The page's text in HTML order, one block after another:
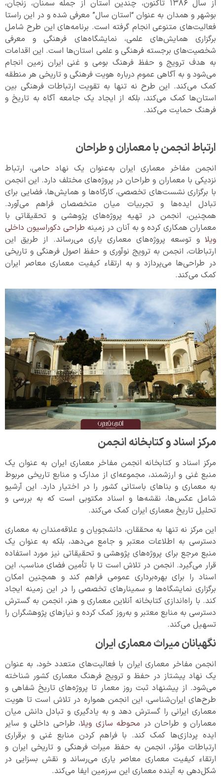
از سال ۱۳۸۶ تاکنون، چندین استان از جمله سمنان، زنجان،
بوشهر و همدان به عنوان “استان سال” معرفی شده و در این راستا
فعالیت‌های متنوعی انجام گرفته است. برنامه‌های این طرح شامل
برگزاری همایش‌های علمی، نمایشگاه‌های فرهنگی و معرفی
شخصیت‌های برجسته فرهنگی و علمی استان‌ها است. این اقدامات
به هدف ترویج و حفظ فرهنگ بومی و غنی ایران زمین انجام
می‌شود و به آگاهی عموم درباره هویت فرهنگی و تاریخی هر منطقه
کمک می‌کند. این طرح نه تنها به تقویت ارتباطات فرهنگی بین
استان‌ها کمک می‌کند، بلکه از ایجاد یک جامعه آگاه به تاریخ و
فرهنگ حمایت می‌کند.
ارتباط انجمن با معماران و طراحان
انجمن مفاخر معماری ایران به‌عنوان یک نهاد حامی، ارتباط
نزدیکی با معماران و طراحان در پروژه‌های مختلف دارد. این انجمن
با برگزاری نشست‌های تخصصی، کارگاه‌ها و همایش‌ها، فضایی برای
تبادل ایده‌ها و تجربیات میان متخصصان فراهم می‌آورد.
همچنین، انجمن در تهیه پروژه‌های پژوهشی و تحقیقاتی با
معماران همکاری کرده و به آنان در زمینه طراحی دکوراسیون داخلی
ویلاو توسعه پروژه‌های معماری یاری می‌رساند. از طریق این
ارتباطات، انجمن به ترویج نوآوری و حفظ اصول فرهنگی و تاریخی
در طراحی‌ها می‌پردازد و به ارتقاء کیفیت معماری معاصر ایران
کمک می‌کند.
مرکز اسناد و کتابخانه انجمن
مرکز اسناد و کتابخانه انجمن مفاخر معماری ایران به عنوان یک
منبع غنی و ارزشمند، مجموعه‌ای از مدارک و منابع تاریخی مربوط
به معماری و بناهای باستانی کشور را در اختیار دارد. این آرشیو
شامل عکس‌ها، نقشه‌ها و اسناد مکتوبی است که به بررسی و
تحلیل تاریخ معماری ایران کمک می‌کند.
این مرکز نه تنها به محققان، دانشجویان و علاقه‌مندان به معماری
دسترسی به اطلاعات معتبر و جامع می‌دهد، بلکه به عنوان یک
منبع مرجع برای پروژه‌های پژوهشی و تحقیقاتی نیز مورد استفاده
قرار می‌گیرد. انجمن در تلاش است تا با تأمین فضای مناسب، این
اسناد را برای بهره‌برداری عمومی فراهم کند و همچنین امکان
برگزاری نمایشگاه‌ها و سمینارهای تخصصی را در این زمینه ایجاد
کند. با راه‌اندازی کتابخانه آنلاین معماری و هنر، انجمن به گسترش
دسترسی به منابع معتبر و به‌روز کمک کرده و نیازهای پژوهشگران را
تسهیل می‌کند.
نگهبانان میراث معماری ایران
انجمن مفاخر معماری ایران با فعالیت‌های متعدد خود، به عنوان
یک نهاد پیشتاز در حفظ و ترویج فرهنگ معماری کشور شناخته
می‌شود. از پیشنهاد ثبت روز معمار تا پروژه‌های تاریخ شفاهی و
طرح‌های ایران‌شناسی، این انجمن همواره در تلاش است تا هویت
معماری ایرانی را گسترش دهد و به یادگیری و تبادل دانش میان
معماران و طراحان در محوطه سازی ویلا، طراحی داخلی و سایر
ایده پردازی‌ها کمک کند. با فراهم کردن منابع غنی و برقراری
ارتباطات مؤثر، انجمن به حفظ میراث فرهنگی و تاریخی ایران و
ارتقاء کیفیت معماری معاصر یاری می‌رساند و نقش بسزایی در
شکل‌دهی به آینده معماری این سرزمین ایفا می‌کند.